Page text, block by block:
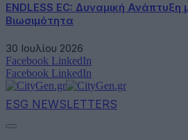
ENDLESS EC: Δυναμική Ανάπτυξη
Βιωσιμότητα
30 Ιουλίου 2026
Facebook LinkedIn
Facebook LinkedIn
ESG NEWSLETTERS